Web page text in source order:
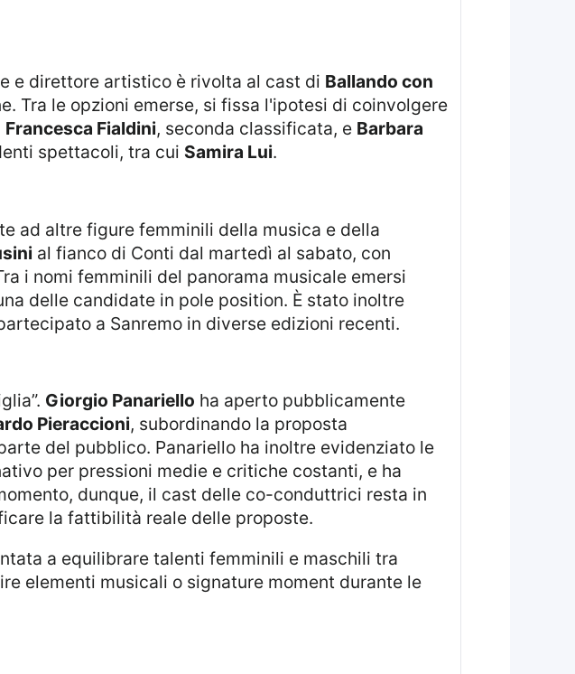
e direttore artistico è rivolta al cast di Ballando con
Tra le opzioni emerse, si fissa l'ipotesi di coinvolgere
Francesca Fialdini, seconda classificata, e Barbara
spettacoli, tra cui Samira Lui.
al fianco di Conti dal martedì al sabato, con
i nomi femminili del panorama musicale emersi
delle candidate in pole position. È stato inoltre
a Sanremo in diverse edizioni recenti.
Giorgio Panariello ha aperto pubblicamente
Pieraccioni, subordinando la proposta
del pubblico. Panariello ha inoltre evidenziato le
per pressioni medie e critiche costanti, e ha
dunque, il cast delle co-conduttrici resta in
la fattibilità reale delle proposte.
elementi musicali o signature moment durante le